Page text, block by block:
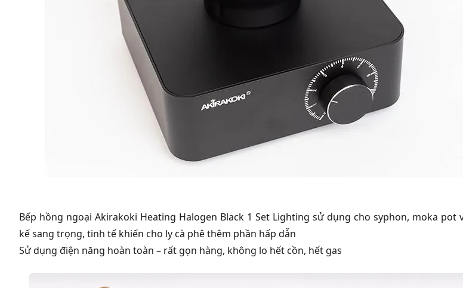
Bếp hồng ngoại Akirakoki Heating Halogen Black 1 Set Lighting sử dụng cho syphon, moka pot
kế sang trọng, tinh tế khiến cho ly cà phê thêm phần hấp dẫn
Sử dụng điện năng hoàn toàn – rất gọn hàng, không lo hết cồn, hết gas